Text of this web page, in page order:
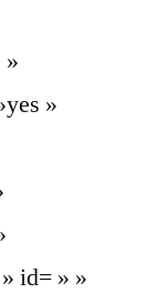
»
»
id= » »